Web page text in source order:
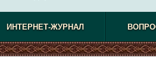
ИНТЕРНЕТ-ЖУРНАЛ